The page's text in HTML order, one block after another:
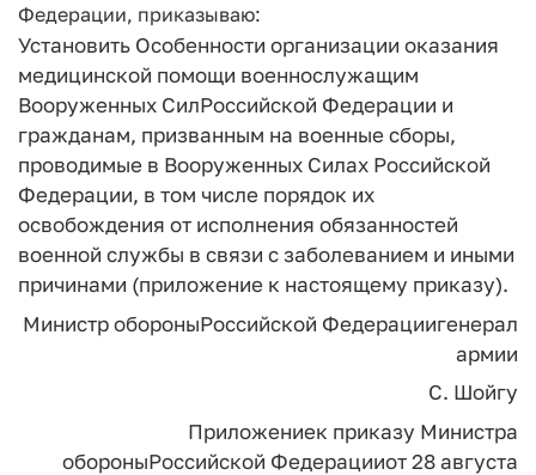
Федерации, приказываю:
Установить Особенности организации оказания
медицинской помощи военнослужащим
Вооруженных СилРоссийской Федерации и
гражданам, призванным на военные сборы,
проводимые в Вооруженных Силах Российской
Федерации, в том числе порядок их
освобождения от исполнения обязанностей
военной службы в связи с заболеванием и иными
причинами (приложение к настоящему приказу).
Министр обороныРоссийской Федерациигенерал
армии
С. Шойгу
Приложениек приказу Министра
обороныРоссийской Федерацииот 28 августа